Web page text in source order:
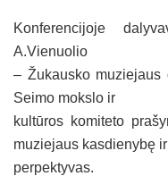
Konferencijoje
A.Vienuolio
– Žukausko muziejaus
Seimo mokslo ir
kultūros komiteto
muziejaus kasdienybę ir
perpektyvas.